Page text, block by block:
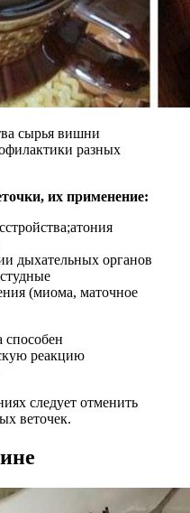
сырья вишни
разных
их применение:
дыхательных органов
(миома, маточное
реакцию
следует отменить
веточек.